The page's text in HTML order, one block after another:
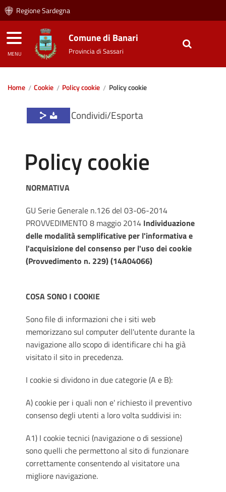
Regione Sardegna
MENU
Comune di Banari
Provincia di Sassari
Home Cookie Policy cookie Policy cookie
Condividi/Esporta
Policy cookie
NORMATIVA
GU Serie Generale n.126 del 03-06-2014
PROVVEDIMENTO 8 maggio 2014 Individuazione
delle modalità semplificative per l'informativa e
l'acquisizione del consenso per l'uso dei cookie
(Provvedimento n. 229) (14A04066)
COSA SONO I COOKIE
Sono file di informazioni che i siti web
memorizzano sul computer dell'utente durante la
navigazione allo scopo di identificare chi ha già
visitato il sito in precedenza.
I cookie si dividono in due categorie (A e B):
A) cookie per i quali non e' richiesto il preventivo
consenso degli utenti a loro volta suddivisi in:
A1) I cookie tecnici (navigazione o di sessione)
sono quelli che permettono al sito di funzionare
correttamente consentendo al visitatore una
migliore navigazione.